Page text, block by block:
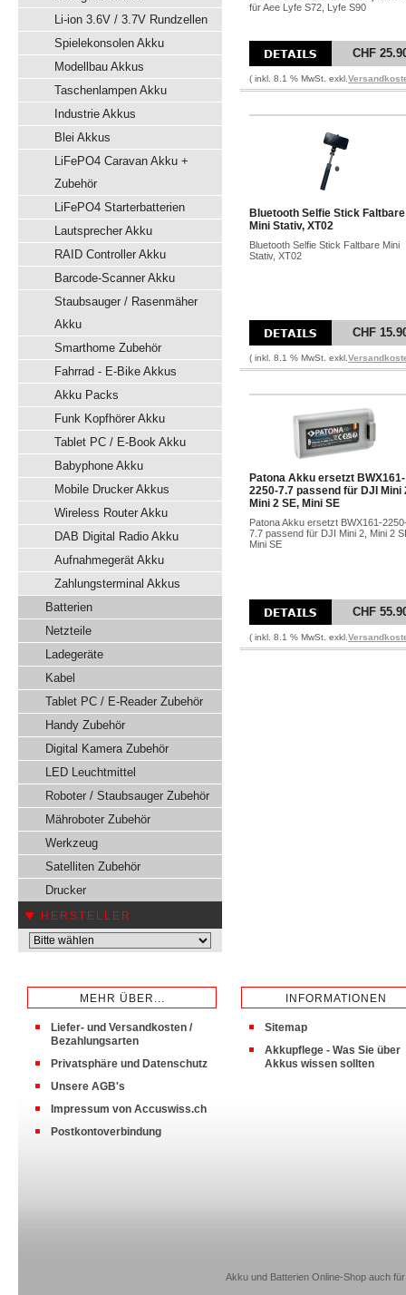
Li-ion 3.6V / 3.7V Rundzellen
Spielekonsolen Akku
Modellbau Akkus
Taschenlampen Akku
Industrie Akkus
Blei Akkus
LiFePO4 Caravan Akku +
Zubehör
LiFePO4 Starterbatterien
Lautsprecher Akku
RAID Controller Akku
Barcode-Scanner Akku
Staubsauger / Rasenmäher
Akku
Smarthome Zubehör
Fahrrad - E-Bike Akkus
Akku Packs
Funk Kopfhörer Akku
Tablet PC / E-Book Akku
Babyphone Akku
Mobile Drucker Akkus
Wireless Router Akku
DAB Digital Radio Akku
Aufnahmegerät Akku
Zahlungsterminal Akkus
Batterien
Netzteile
Ladegeräte
Kabel
Tablet PC / E-Reader Zubehör
Handy Zubehör
Digital Kamera Zubehör
LED Leuchtmittel
Roboter / Staubsauger Zubehör
Mähroboter Zubehör
Werkzeug
Satelliten Zubehör
Drucker
HERSTELLER
für Aee Lyfe S72, Lyfe S90
CHF
( inkl. 8.1 % MwSt. exkl.
Bluetooth Selfie Stick Faltbare
Mini Stativ, XT02
Bluetooth Selfie Stick Faltbare Mini
Stativ, XT02
CHF
( inkl. 8.1 % MwSt. exkl.
Patona Akku ersetzt BWX161-
2250-7.7 passend für DJI Mini
Mini 2 SE, Mini SE
Patona Akku ersetzt BWX161-
7.7 passend für DJI Mini 2, Mini 2
Mini SE
CHF
( inkl. 8.1 % MwSt. exkl.
MEHR ÜBER...
Liefer- und Versandkosten /
Bezahlungsarten
Privatsphäre und Datenschutz
Unsere AGB's
Impressum von Accuswiss.ch
Postkontoverbindung
INFORMATIONEN
Sitemap
Akkupflege - Was Sie über
Akkus wissen sollten
Akku und Batterien Online-Shop auch